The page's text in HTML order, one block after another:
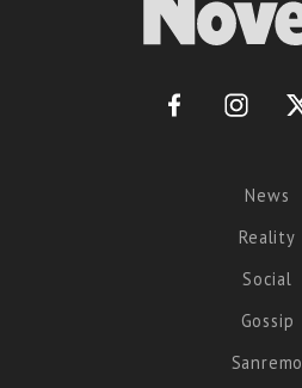
News
Reality
Social
Gossip
Sanremo